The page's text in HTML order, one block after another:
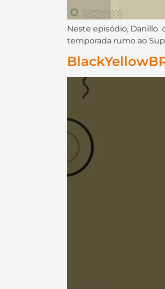
Neste episódio, Danillo
temporada rumo ao